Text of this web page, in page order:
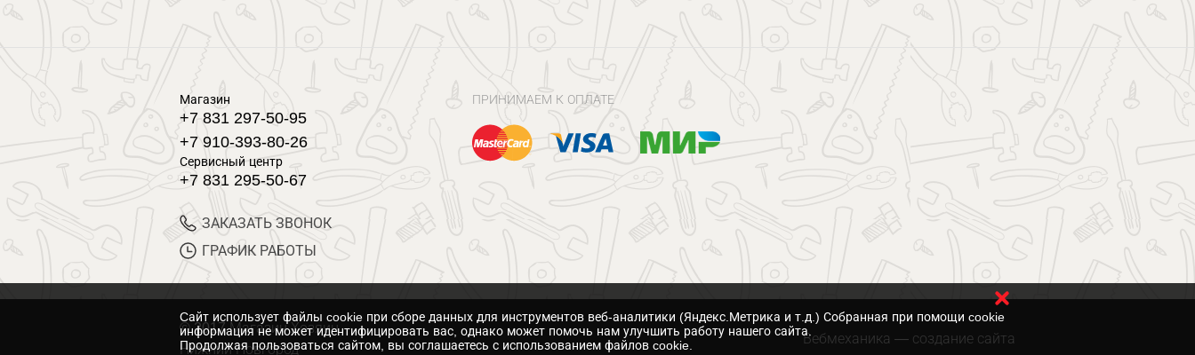
Магазин
+7 831 297-50-95
+7 910-393-80-26
Сервисный центр
+7 831 295-50-67
ЗАКАЗАТЬ ЗВОНОК
ГРАФИК РАБОТЫ
ПРИНИМАЕМ К ОПЛАТЕ
© 2017 Магазин Хозяин
Нижний Новгород
Вебмеханика — создание сайта
Cайт использует файлы cookie при сборе данных для инструментов веб-аналитики (Яндекс.Метрика и т.д.) Собранная при помощи cookie
информация не может идентифицировать вас, однако может помочь нам улучшить работу нашего сайта.
Продолжая пользоваться сайтом, вы соглашаетесь с использованием файлов cookie.